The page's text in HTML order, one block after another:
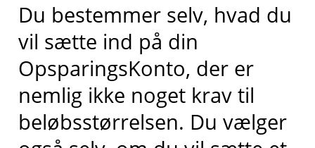
Du bestemmer selv, hvad du
vil sætte ind på din
OpsparingsKonto, der er
nemlig ikke noget krav til
beløbsstørrelsen. Du vælger